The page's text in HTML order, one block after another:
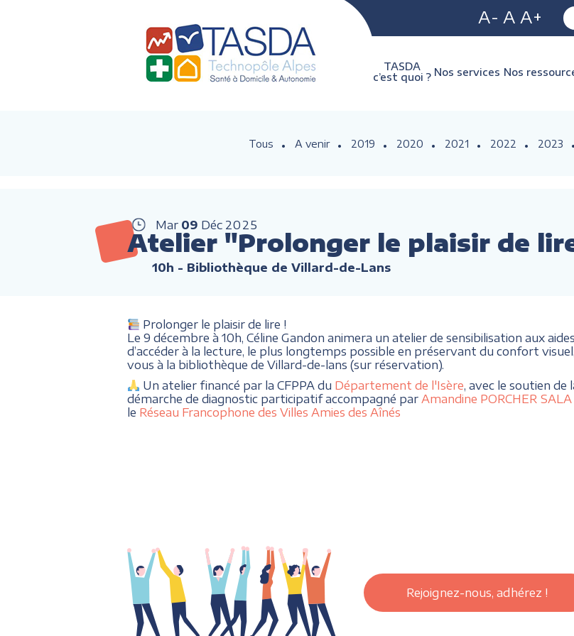
A- A A+
TASDA
c’est quoi ? Nos services Nos
Tous A venir 2019 2020 2021 2022 2023
Mar 09 Déc 2025
Atelier "Prolonger le plaisir de
10h - Bibliothèque de Villard-de-Lans
Prolonger le plaisir de lire !
Le 9 décembre à 10h, Céline Gandon animera un atelier de sensibilisation aux
d’accéder à la lecture, le plus longtemps possible en préservant du confort
vous à la bibliothèque de Villard-de-lans (sur réservation).
Un atelier financé par la CFPPA du Département de l'Isère, avec le soutien de
démarche de diagnostic participatif accompagné par Amandine PORCHER SALA
le Réseau Francophone des Villes Amies des Aînés
Rejoignez-nous, adhérez !